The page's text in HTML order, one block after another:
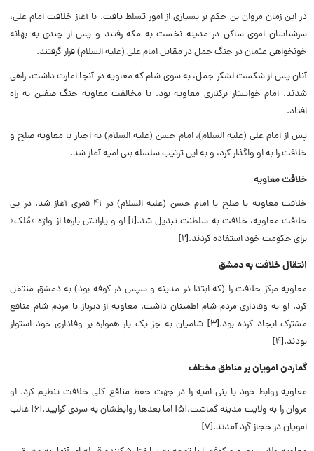
در این زمان مروان بن حکم بر بسیاری از امور تسلط یافت. با آغاز خلافت امام علی،
سرشناسان اموی ساکن در مدینه نخست به مکه رفتند و پس از چندی به بهانه
خونخواهی عثمان در جنگ جمل در مقابل امام علی (علیه السلام) قرار گرفتند.
آنان پس از شکست لشکر جمل، به سوی شام که معاویه در آنجا امارت داشت، راهی
شدند. امام خواستار برکناری معاویه بود. با مخالفت معاویه جنگ صفین به راه
افتاد.
پس از امام علی (علیه السلام)، امام حسن (علیه السلام) به اجبار با معاویه صلح و
خلافت را به او واگذار کرد، و به این ترتیب سلسله بنی امیه آغاز شد.
خلافت معاویه
خلافت معاویه با صلح با امام حسن (علیه السلام) در ۴۱ قمری آغاز شد. در پی
خلافت معاویه، خلافت به سلطنت تبدیل شد.[۱] او و یارانش بارها از واژه «مُلک»
برای حکومت خود استفاده کردند.[۲]
انتقال خلافت به دمشق
معاویه مرکز خلافت را (که ابتدا در مدینه و سپس در کوفه بود) به دمشق منتقل
کرد. او به وفاداری مردم شام اطمینان داشت. معاویه از دیرباز با مردم شام منافع
مشترک ایجاد کرده بود.[۳] شامیان به جز یک بار همواره بر وفاداری خود استوار
بودند.[۴]
گماردن امویان بر مناطق مختلف
معاویه روابط خود با بنی امیه را در جهت حفظ منافع کلی خلافت تنظیم کرد. او
مروان را به ولایت مدینه گماشت.[۵] اما بعدها روابطشان به سردی گرایید.[۶] غالب
امویان در حجاز گرد آمدند.[۷]